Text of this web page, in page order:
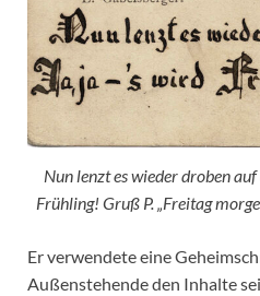
Nun lenzt es wieder droben
Frühling! Gruß P. „Freitag
Er verwendete eine
Außenstehende den Inhalte